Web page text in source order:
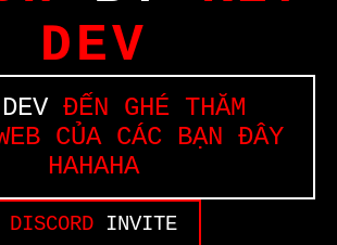
DEV
ĐẾN GHÉ THĂM
CỦA CÁC BẠN ĐÂY
HAHAHA
DISCORD INVITE